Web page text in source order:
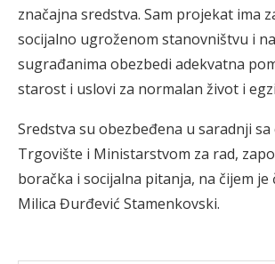
značajna sredstva. Sam projekat ima
socijalno ugroženom stanovništvu i
sugrađanima obezbedi adekvatna
starost i uslovi za normalan život i
Sredstva su obezbeđena u saradnji
Trgovište i Ministarstvom za rad,
boračka i socijalna pitanja, na čijem
Milica Đurđević Stamenkovski.